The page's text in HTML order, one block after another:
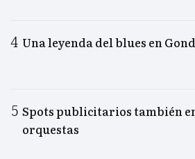
Una leyenda del blues en
Spots publicitarios también
orquestas